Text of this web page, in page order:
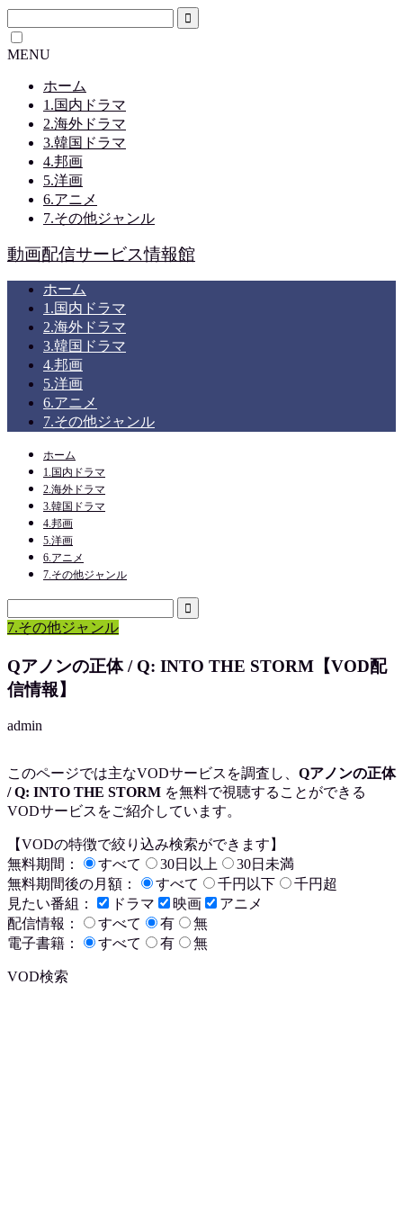
MENU
ホーム
1.国内ドラマ
2.海外ドラマ
3.韓国ドラマ
4.邦画
5.洋画
6.アニメ
7.その他ジャンル
動画配信サービス情報館
ホーム
1.国内ドラマ
2.海外ドラマ
3.韓国ドラマ
4.邦画
5.洋画
6.アニメ
7.その他ジャンル
ホーム
1.国内ドラマ
2.海外ドラマ
3.韓国ドラマ
4.邦画
5.洋画
6.アニメ
7.その他ジャンル
7.その他ジャンル
Qアノンの正体 / Q: INTO THE STORM【VOD配
信情報】
admin
このページでは主なVODサービスを調査し、 Qアノンの正体
/ Q: INTO THE STORM を無料で視聴することができる
VODサービスをご紹介しています。
【VODの特徴で絞り込み検索ができます】
無料期間：
すべて 30日以上
30日未満
無料期間後の月額：
すべて 千円以下
千円超
見たい番組：
ドラマ 映画
アニメ
配信情報：
すべて 有
無
電子書籍：
すべて 有 無
VOD検索